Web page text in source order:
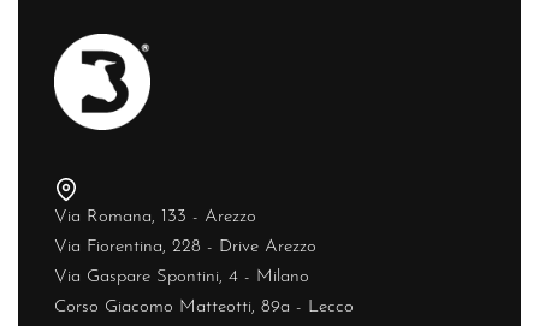
Via Romana, 133 - Arezzo
Via Fiorentina, 228 - Drive Arezzo
Via Gaspare Spontini, 4 - Milano
Corso Giacomo Matteotti, 89a - Lecco